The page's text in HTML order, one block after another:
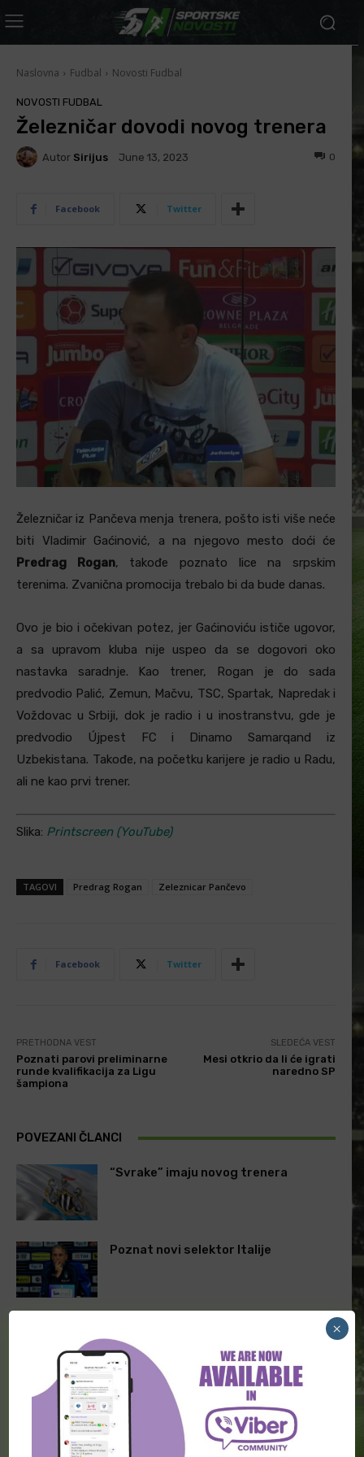
Naslovna Fudbal Novosti Fudbal
NOVOSTI FUDBAL
Železničar dovodi novog trenera
Autor Sirijus June 13, 2023 0
Facebook Twitter
Železničar iz Pančeva menja trenera, pošto isti više neće
biti Vladimir Gaćinović, a na njegovo mesto doći će
Predrag Rogan, takođe poznato lice na srpskim
terenima. Zvanična promocija trebalo bi da bude danas.
Ovo je bio i očekivan potez, jer Gaćinoviću ističe ugovor,
a sa upravom kluba nije uspeo da se dogovori oko
nastavka saradnje. Kao trener, Rogan je do sada
predvodio Palić, Zemun, Mačvu, TSC, Spartak, Napredak i
Voždovac u Srbiji, dok je radio i u inostranstvu, gde je
predvodio Újpest FC i Dinamo Samarqand iz
Uzbekistana. Takođe, na početku karijere je radio u Radu,
ali ne kao prvi trener.
Slika: Printscreen (YouTube)
TAGOVI Predrag Rogan Zeleznicar Pančevo
Facebook Twitter
PRETHODNA VEST
Poznati parovi preliminarne
runde kvalifikacija za Ligu
šampiona
SLEDEĆA VEST
Mesi otkrio da li će igrati
naredno SP
POVEZANI ČLANCI
“Svrake” imaju novog trenera
Poznat novi selektor Italije
ODGOVORITE
×